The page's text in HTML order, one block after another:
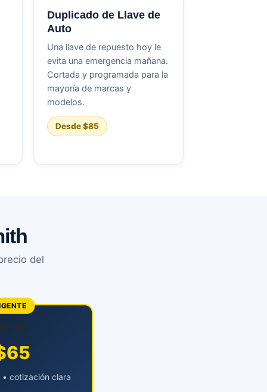
Duplicado de Llave de
Auto
Una llave de repuesto hoy le
evita una emergencia mañana.
Cortada y programada para la
mayoría de marcas y
modelos.
Desde $85
del
cotización clara